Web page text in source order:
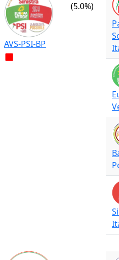
AVS-PSI-BP
(5.0%)